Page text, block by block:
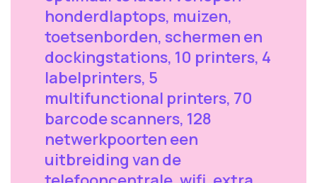
honderdlaptops, muizen,
toetsenborden, schermen en
dockingstations, 10 printers, 4
labelprinters, 5
multifunctional printers, 70
barcode scanners, 128
netwerkpoorten een
uitbreiding van de